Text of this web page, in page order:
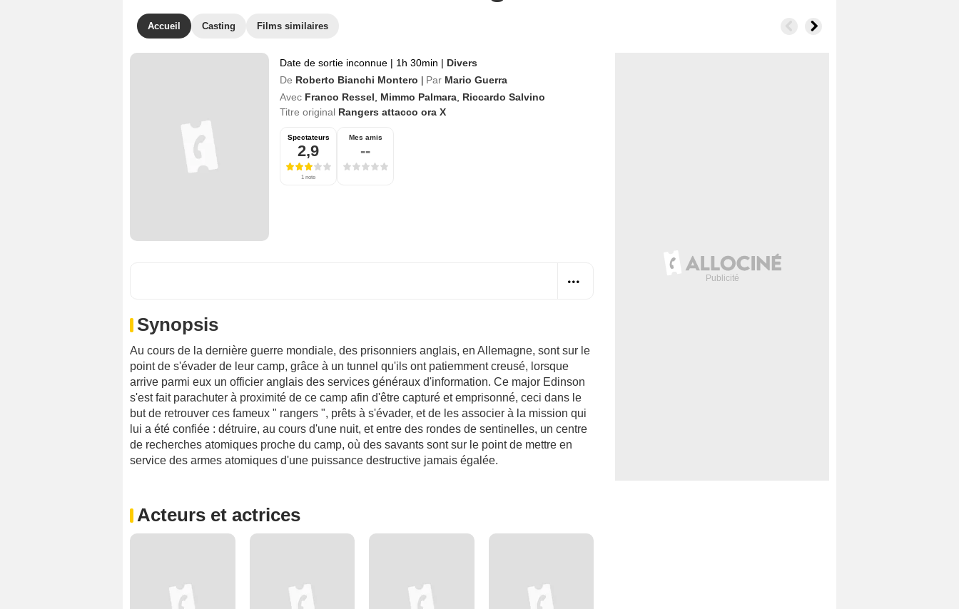
Accueil Casting Films similaires
Date de sortie inconnue | 1h 30min | Divers
De Roberto Bianchi Montero Par Mario Guerra
Avec Franco Ressel Mimmo Palmara Riccardo Salvino
Titre original Rangers attacco ora X
Spectateurs
2,9
1 note
Mes amis
--
Synopsis
Au cours de la dernière guerre mondiale, des prisonniers anglais, en Allemagne, sont sur le
point de s'évader de leur camp, grâce à un tunnel qu'ils ont patiemment creusé, lorsque
arrive parmi eux un officier anglais des services généraux d'information. Ce major Edinson
s'est fait parachuter à proximité de ce camp afin d'être capturé et emprisonné, ceci dans le
but de retrouver ces fameux " rangers ", prêts à s'évader, et de les associer à la mission qui
lui a été confiée : détruire, au cours d'une nuit, et entre des rondes de sentinelles, un centre
de recherches atomiques proche du camp, où des savants sont sur le point de mettre en
service des armes atomiques d'une puissance destructive jamais égalée.
Acteurs et actrices